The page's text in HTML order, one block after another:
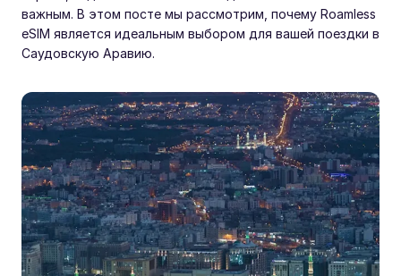
важным. В этом посте мы рассмотрим, почему Roamless
eSIM является идеальным выбором для вашей поездки в
Саудовскую Аравию.